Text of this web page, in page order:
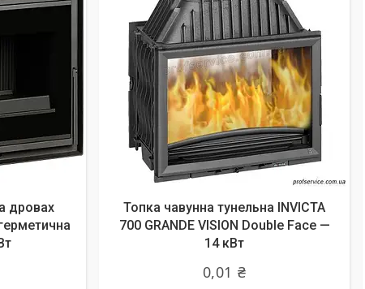
дровах
Топка чавунна тунельна INVICTA
700 GRANDE VISION Double Face —
14 кВт
0,01 ₴